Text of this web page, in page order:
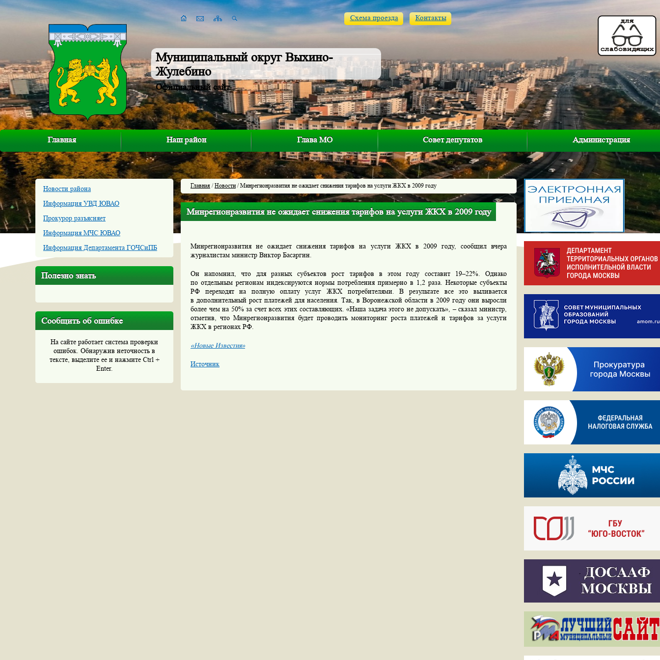
Муниципальный округ Выхино-
Жулебино
Официальный сайт
Схема проезда Контакты
Главная Наш район Глава МО Совет депутатов Администрация
Новости района
Информация УВД ЮВАО
Прокурор разъясняет
Информация МЧС ЮВАО
Информация Департамента ГОЧСиПБ
Полезно знать
Сообщить об ошибке
На сайте работает система проверки
ошибок. Обнаружив неточность в
тексте, выделите ее и нажмите Ctrl +
Enter.
Главная /Новости/ Минрегионразвития не ожидает снижения тарифов на услуги ЖКХ в 2009 году
Минрегионразвития не ожидает снижения тарифов на услуги ЖКХ в 2009 году
Минрегионразвития не ожидает снижения тарифов на услуги ЖКХ в 2009 году, сообщил вчера
журналистам министр Виктор Басаргин.
Он напомнил, что для разных субъектов рост тарифов в этом году составит 19–22%. Однако
по отдельным регионам индексируются нормы потребления примерно в 1,2 раза. Некоторые субъекты
РФ переходят на полную оплату услуг ЖКХ потребителями. В результате все это выливается
в дополнительный рост платежей для населения. Так, в Воронежской области в 2009 году они выросли
более чем на 50% за счет всех этих составляющих. «Наша задача этого не допускать», – сказал министр,
отметив, что Минрегионразвития будет проводить мониторинг роста платежей и тарифов за услуги
ЖКХ в регионах РФ.
«Новые Известия»
Источник